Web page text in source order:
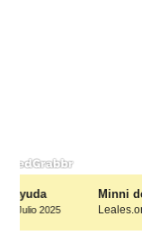
Minni desaparecido
Leales.org » Gran